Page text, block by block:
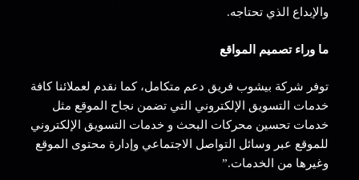
والإبداع الذي تحتاجه.
ما وراء تصميم المواقع
توفر شركة بيشوب فريق دعم متكامل، كما نقدم لعملائنا كافة
خدمات التسويق الإلكتروني التي تضمن نجاح الموقع مثل
خدمات تحسين محركات البحث و خدمات التسويق الإلكتروني
للموقع عبر وسائل التواصل الاجتماعي وإدارة محتوى الموقع
وغيرها من الخدمات.”